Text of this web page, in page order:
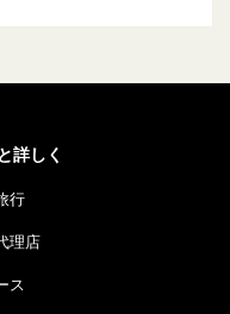
詳しく
行
理店
ス